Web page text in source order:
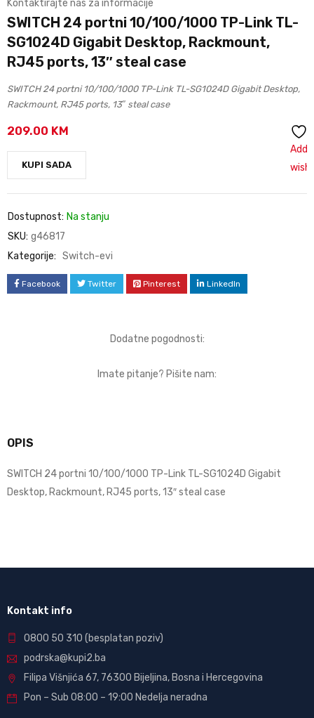
Kontaktirajte nas za informacije
SWITCH 24 portni 10/100/1000 TP-Link TL-
SG1024D Gigabit Desktop, Rackmount,
RJ45 ports, 13″ steal case
SWITCH 24 portni 10/100/1000 TP-Link TL-SG1024D Gigabit Desktop,
Rackmount, RJ45 ports, 13″ steal case
209.00 KM
KUPI SADA
Add
Dostupnost: Na stanju
SKU: g46817
Kategorije: Switch-evi
Facebook Twitter Pinterest LinkedIn
Dodatne pogodnosti:
Imate pitanje? Pišite nam:
OPIS
SWITCH 24 portni 10/100/1000 TP-Link TL-SG1024D Gigabit
Desktop, Rackmount, RJ45 ports, 13″ steal case
Kontakt info
0800 50 310 (besplatan poziv)
podrska@kupi2.ba
Filipa Višnjića 67, 76300 Bijeljina, Bosna i Hercegovina
Pon – Sub 08:00 – 19:00 Nedelja neradna